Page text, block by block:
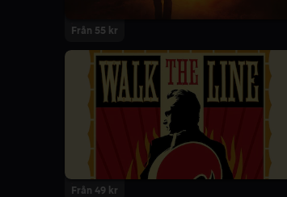
Från 55 kr
Från 49 kr